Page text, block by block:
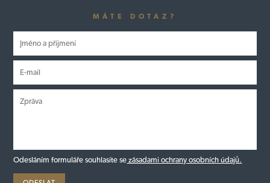
MÁTE DOTAZ?
Odesláním formuláře souhlasíte se zásadami ochrany osobních údajů.